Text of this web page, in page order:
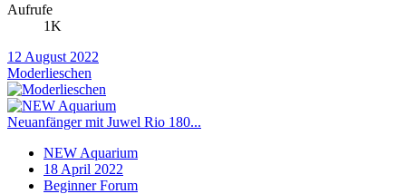
Aufrufe
1K
12 August 2022
Moderlieschen
Neuanfänger mit Juwel Rio 180...
NEW Aquarium
18 April 2022
Beginner Forum